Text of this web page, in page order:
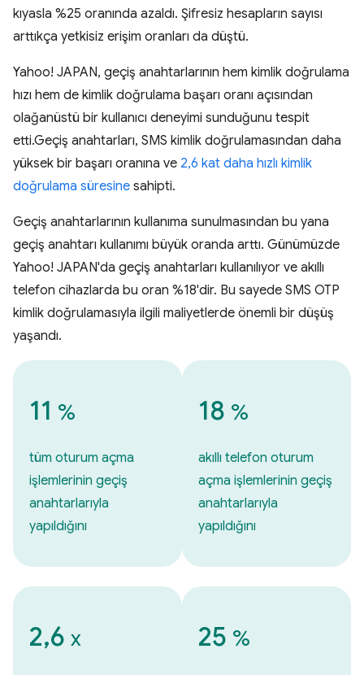
kıyasla %25 oranında azaldı. Şifresiz hesapların sayısı
arttıkça yetkisiz erişim oranları da düştü.
Yahoo! JAPAN, geçiş anahtarlarının hem kimlik doğrulama
hızı hem de kimlik doğrulama başarı oranı açısından
olağanüstü bir kullanıcı deneyimi sunduğunu tespit
etti.Geçiş anahtarları, SMS kimlik doğrulamasından daha
yüksek bir başarı oranına ve 2,6 kat daha hızlı kimlik
doğrulama süresine sahipti.
Geçiş anahtarlarının kullanıma sunulmasından bu yana
geçiş anahtarı kullanımı büyük oranda arttı. Günümüzde
Yahoo! JAPAN'da geçiş anahtarları kullanılıyor ve akıllı
telefon cihazlarda bu oran %18'dir. Bu sayede SMS OTP
kimlik doğrulamasıyla ilgili maliyetlerde önemli bir düşüş
yaşandı.
11 %
tüm oturum açma
işlemlerinin geçiş
anahtarlarıyla
yapıldığını
18 %
akıllı telefon oturum
açma işlemlerinin geçiş
anahtarlarıyla
yapıldığını
2,6 x 25 %